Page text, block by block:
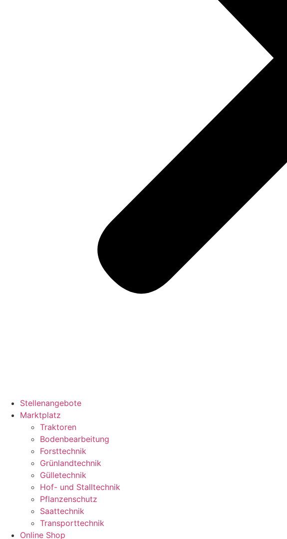
Stellenangebote
Marktplatz
Traktoren
Bodenbearbeitung
Forsttechnik
Grünlandtechnik
Gülletechnik
Hof- und Stalltechnik
Pflanzenschutz
Saattechnik
Transporttechnik
Online Shop